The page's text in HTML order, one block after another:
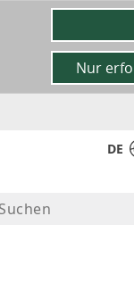
DE
Nur